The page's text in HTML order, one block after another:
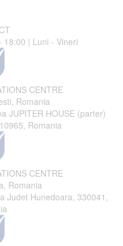
18:00 | Luni - Vineri
CENTRE
Romania
JUPITER HOUSE (parter)
Romania
CENTRE
Romania
Judet Hunedoara, 330041,